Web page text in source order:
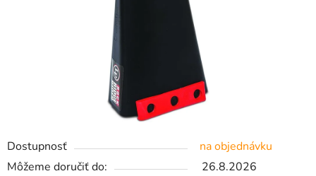
Dostupnosť
na objednávku
Môžeme doručiť do:
26.8.2026